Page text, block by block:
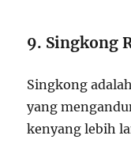
9. Singkong
Singkong
yang
kenyang lebih